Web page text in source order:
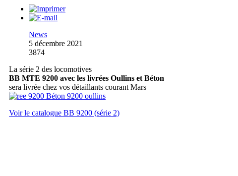
News
5 décembre 2021
3874
La série 2 des locomotives
BB MTE 9200 avec les livrées Oullins et Béton
sera livrée chez vos détaillants courant Mars
Voir le catalogue BB 9200 (série 2)